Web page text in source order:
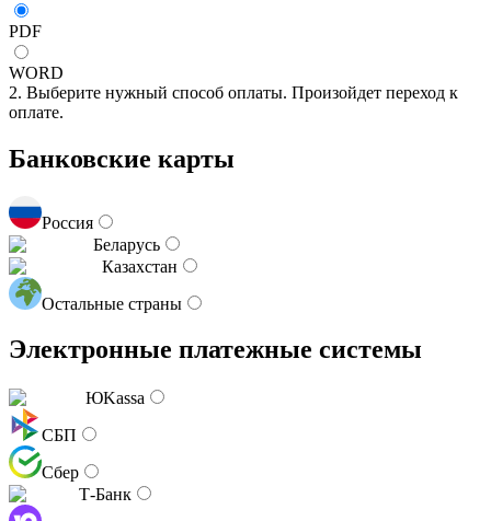
PDF
WORD
2. Выберите нужный способ оплаты. Произойдет переход к
оплате.
Банковские карты
Россия
Беларусь
Казахстан
Остальные страны
Электронные платежные системы
ЮKassa
СБП
Сбер
Т-Банк